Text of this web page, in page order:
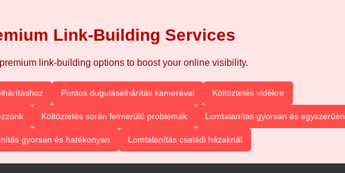
Link-Building Services
link-building options to boost your online visibility.
Pontos duguláselhárítás kamerával Költöztetés vidékre
Költöztetés során felmerülő problémák Lomtalanítás gyorsan és egyszerűen
gyorsan és hatékonyan Lomtalanítás családi házaknál